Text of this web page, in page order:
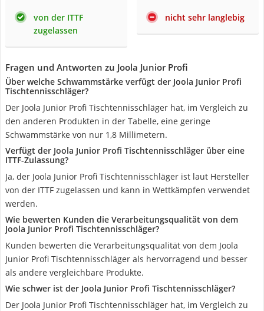
von der ITTF
zugelassen
nicht sehr langlebig
Fragen und Antworten zu Joola Junior Profi
Über welche Schwammstärke verfügt der Joola Junior Profi
Tischtennisschläger?
Der Joola Junior Profi Tischtennisschläger hat, im Vergleich zu
den anderen Produkten in der Tabelle, eine geringe
Schwammstärke von nur 1,8 Millimetern.
Verfügt der Joola Junior Profi Tischtennisschläger über eine
ITTF-Zulassung?
Ja, der Joola Junior Profi Tischtennisschläger ist laut Hersteller
von der ITTF zugelassen und kann in Wettkämpfen verwendet
werden.
Wie bewerten Kunden die Verarbeitungsqualität von dem
Joola Junior Profi Tischtennisschläger?
Kunden bewerten die Verarbeitungsqualität von dem Joola
Junior Profi Tischtennisschläger als hervorragend und besser
als andere vergleichbare Produkte.
Wie schwer ist der Joola Junior Profi Tischtennisschläger?
Der Joola Junior Profi Tischtennisschläger hat, im Vergleich zu